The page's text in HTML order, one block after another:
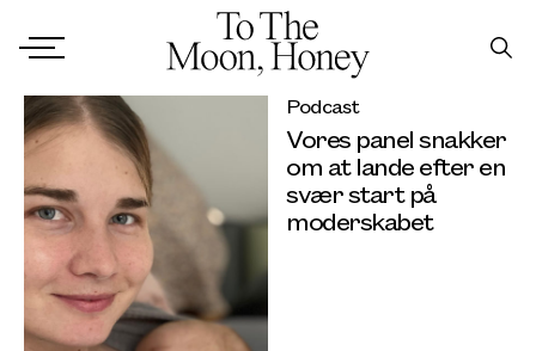
Podcast
Vores panel snakker
om at lande efter en
svær start på
moderskabet